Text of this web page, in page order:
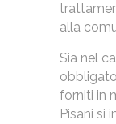
alla
Sia nel
forniti in
Pisani si